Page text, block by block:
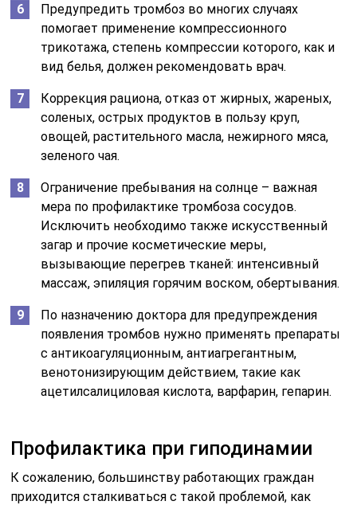
Предупредить тромбоз во многих случаях
помогает применение компрессионного
трикотажа, степень компрессии которого, как и
вид белья, должен рекомендовать врач.
Коррекция рациона, отказ от жирных, жареных,
соленых, острых продуктов в пользу круп,
овощей, растительного масла, нежирного мяса,
зеленого чая.
Ограничение пребывания на солнце – важная
мера по профилактике тромбоза сосудов.
Исключить необходимо также искусственный
загар и прочие косметические меры,
вызывающие перегрев тканей: интенсивный
массаж, эпиляция горячим воском, обертывания.
По назначению доктора для предупреждения
появления тромбов нужно применять препараты
с антикоагуляционным, антиагрегантным,
венотонизирующим действием, такие как
ацетилсалициловая кислота, варфарин, гепарин.
Профилактика при гиподинамии
К сожалению, большинству работающих граждан
приходится сталкиваться с такой проблемой, как